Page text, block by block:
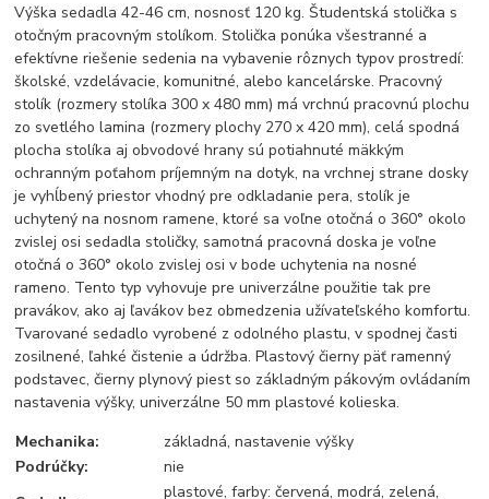
Výška sedadla 42-46 cm, nosnosť 120 kg. Študentská stolička s
otočným pracovným stolíkom. Stolička ponúka všestranné a
efektívne riešenie sedenia na vybavenie rôznych typov prostredí:
školské, vzdelávacie, komunitné, alebo kancelárske. Pracovný
stolík (rozmery stolíka 300 x 480 mm) má vrchnú pracovnú plochu
zo svetlého lamina (rozmery plochy 270 x 420 mm), celá spodná
plocha stolíka aj obvodové hrany sú potiahnuté mäkkým
ochranným poťahom príjemným na dotyk, na vrchnej strane dosky
je vyhĺbený priestor vhodný pre odkladanie pera, stolík je
uchytený na nosnom ramene, ktoré sa voľne otočná o 360° okolo
zvislej osi sedadla stoličky, samotná pracovná doska je voľne
otočná o 360° okolo zvislej osi v bode uchytenia na nosné
rameno. Tento typ vyhovuje pre univerzálne použitie tak pre
pravákov, ako aj ľavákov bez obmedzenia užívateľského komfortu.
Tvarované sedadlo vyrobené z odolného plastu, v spodnej časti
zosilnené, ľahké čistenie a údržba. Plastový čierny päť ramenný
podstavec, čierny plynový piest so základným pákovým ovládaním
nastavenia výšky, univerzálne 50 mm plastové kolieska.
Mechanika:
základná, nastavenie výšky
Podrúčky:
nie
plastové, farby: červená, modrá, zelená,